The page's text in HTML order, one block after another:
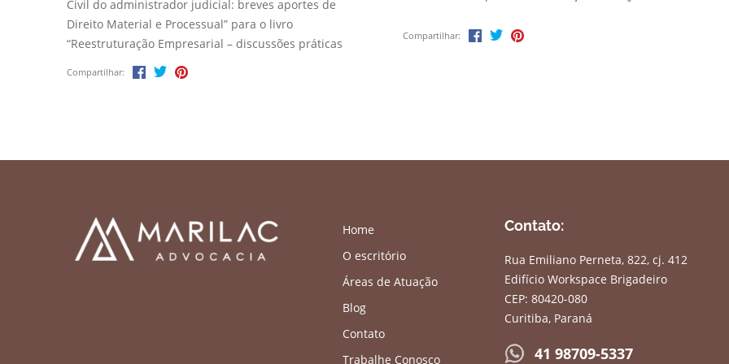
Civil do administrador judicial: breves aportes de
Direito Material e Processual” para o livro
“Reestruturação Empresarial – discussões práticas
sobre recuperação judicial e falência”. A obra,
publicada pela Juruá Editora, está sob a
Compartilhar:
Revista dos Tribunais. O texto foi elaborado
Compartilhar:
Home
O escritório
Áreas de Atuação
Blog
Contato
Trabalhe Conosco
Contato:
Rua Emiliano Perneta, 822, cj. 412
Edifício Workspace Brigadeiro
CEP: 80420-080
Curitiba, Paraná
41 98709-5337